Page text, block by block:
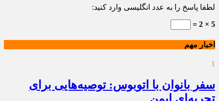
لطفا پاسخ را به عدد انگلیسی وارد کنید:
5 × 2 =
اخبار مهم
1
سفر بانوان با اتوبوس: توصیه‌هایی برای